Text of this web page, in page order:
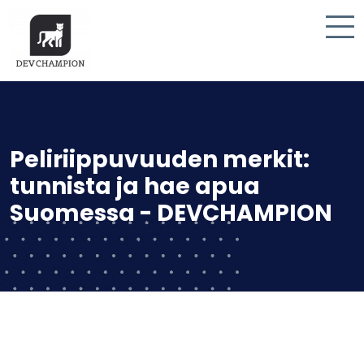
Peliriippuvuuden merkit:
tunnista ja hae apua
Suomessa - DEVCHAMPION